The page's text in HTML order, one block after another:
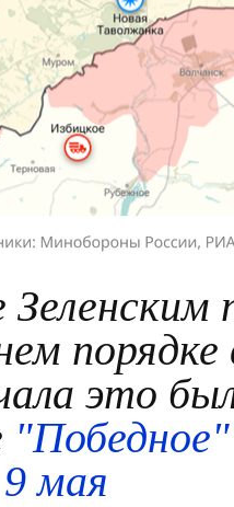
Зеленским
порядке
это
мая